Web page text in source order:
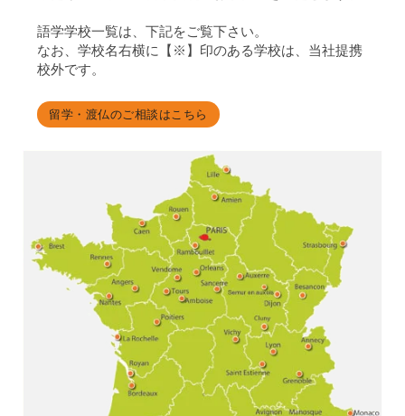
語学学校一覧は、下記をご覧下さい。
なお、学校名右横に【※】印のある学校は、当社提携
校外です。
留学・渡仏のご相談はこちら